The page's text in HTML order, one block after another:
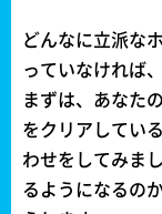
どんなに立派な
っていなければ
まずは、あなた
をクリアしてい
わせをしてみま
るようになるの